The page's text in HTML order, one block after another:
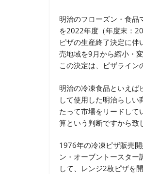
明治のフローズン・食品
を2022年度（年度末：
ピザの生産終了決定に伴
売地域を9月から縮小・
この決定は、ピザライン
明治の冷凍食品といえば
して使用した明治らし
たって市場をリードして
算という判断ですから致
1976年の冷凍ピザ販売
ン・オーブントースタ
して、レンジ2枚ピザを